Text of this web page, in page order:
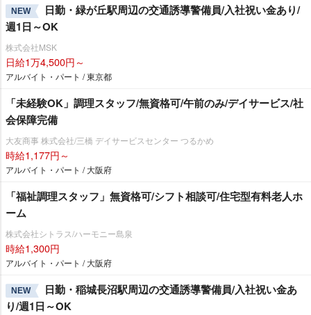
NEW
日勤・緑が丘駅周辺の交通誘導警備員/入社祝い金あり/
週1日～OK
株式会社MSK
日給1万4,500円～
アルバイト・パート / 東京都
「未経験OK」調理スタッフ/無資格可/午前のみ/デイサービス/社
会保障完備
大友商事 株式会社/三橋 デイサービスセンター つるかめ
時給1,177円～
アルバイト・パート / 大阪府
「福祉調理スタッフ」無資格可/シフト相談可/住宅型有料老人ホ
ーム
株式会社シトラス/ハーモニー島泉
時給1,300円
アルバイト・パート / 大阪府
NEW
日勤・稲城長沼駅周辺の交通誘導警備員/入社祝い金あ
り/週1日～OK